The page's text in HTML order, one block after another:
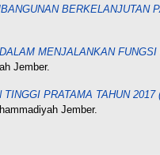
BERKELANJUTAN
MENJALANKAN
Jember.
PRATAMA TAHUN
Jember.